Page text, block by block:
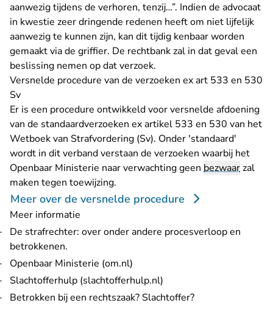
aanwezig tijdens de verhoren, tenzij…”. Indien de advocaat
in kwestie zeer dringende redenen heeft om niet lijfelijk
aanwezig te kunnen zijn, kan dit tijdig kenbaar worden
gemaakt via de griffier. De rechtbank zal in dat geval een
beslissing nemen op dat verzoek.
Versnelde procedure van de verzoeken ex art 533 en 530
Sv
Er is een procedure ontwikkeld voor versnelde afdoening
van de standaardverzoeken ex artikel 533 en 530 van het
Wetboek van Strafvordering (Sv). Onder 'standaard'
wordt in dit verband verstaan de verzoeken waarbij het
Openbaar Ministerie naar verwachting geen bezwaarzal
maken tegen toewijzing.
Meer over de versnelde procedure
Meer informatie
De strafrechter: over onder andere procesverloop en
betrokkenen.
Openbaar Ministerie (om.nl)
Slachtofferhulp (slachtofferhulp.nl)
Betrokken bij een rechtszaak? Slachtoffer?